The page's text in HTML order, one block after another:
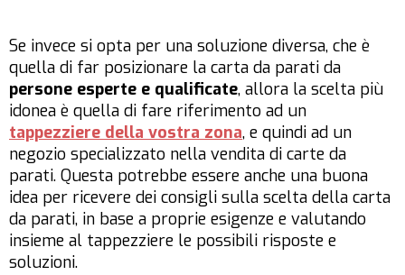
Se invece si opta per una soluzione diversa, che è
quella di far posizionare la carta da parati da
persone esperte e qualificate, allora la scelta più
idonea è quella di fare riferimento ad un
tappezziere della vostra zona, e quindi ad un
negozio specializzato nella vendita di carte da
parati. Questa potrebbe essere anche una buona
idea per ricevere dei consigli sulla scelta della carta
da parati, in base a proprie esigenze e valutando
insieme al tappezziere le possibili risposte e
soluzioni.